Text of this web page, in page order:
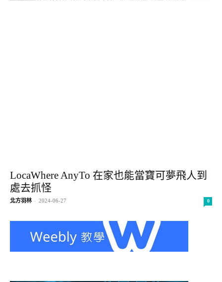
LocaWhere AnyTo 在家也能當寶可夢飛人到
處去抓怪
北方羽林 - 2024-06-27 0